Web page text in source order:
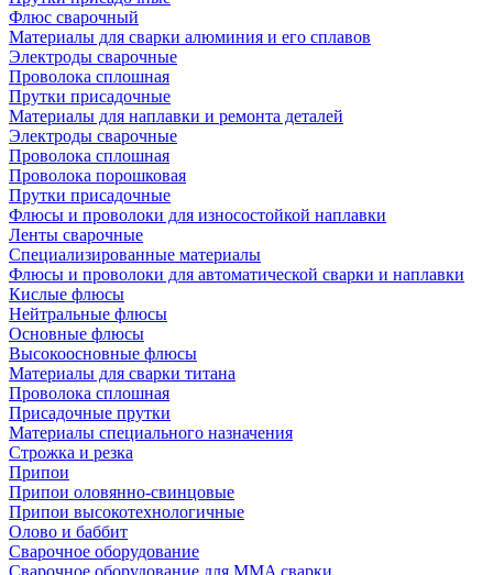
Флюс сварочный
Материалы для сварки алюминия и его сплавов
Электроды сварочные
Проволока сплошная
Прутки присадочные
Материалы для наплавки и ремонта деталей
Электроды сварочные
Проволока сплошная
Проволока порошковая
Прутки присадочные
Флюсы и проволоки для износостойкой наплавки
Ленты сварочные
Специализированные материалы
Флюсы и проволоки для автоматической сварки и наплавки
Кислые флюсы
Нейтральные флюсы
Основные флюсы
Высокоосновные флюсы
Материалы для сварки титана
Проволока сплошная
Присадочные прутки
Материалы специального назначения
Строжка и резка
Припои
Припои оловянно-свинцовые
Припои высокотехнологичные
Олово и баббит
Сварочное оборудование
Сварочное оборудование для MMA сварки